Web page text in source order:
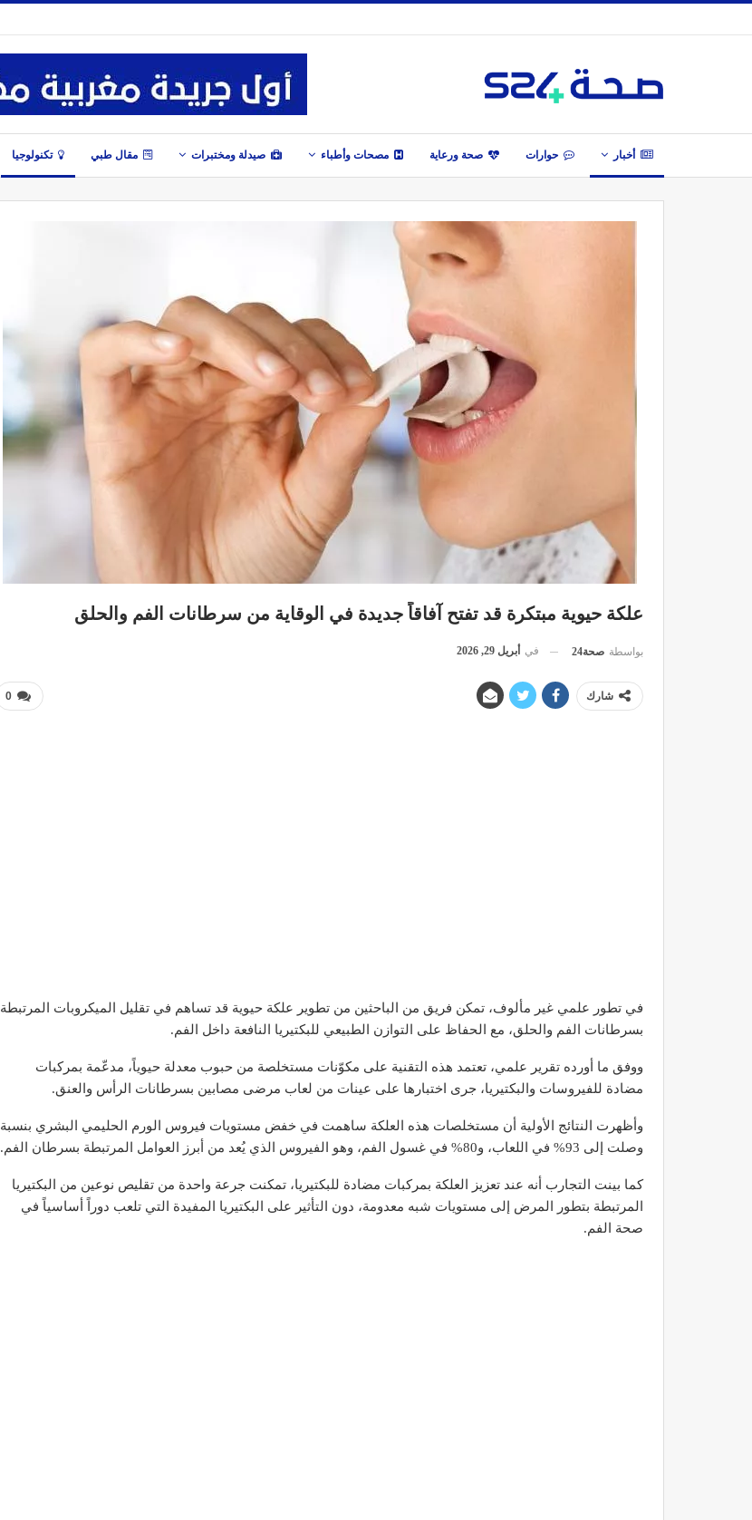
أخبار حوارات صحة ورعاية مصحات وأطباء صيدلة ومختبرات مقال طبي تكنولوجيا
علكة حيوية مبتكرة قد تفتح آفاقاً جديدة في الوقاية من سرطانات الفم والحلق
بواسطة صحة24 في أبريل 29, 2026
0 شارك
في تطور علمي غير مألوف، تمكن فريق من الباحثين من تطوير علكة حيوية قد تساهم في تقليل الميكروبات المرتبطة
بسرطانات الفم والحلق، مع الحفاظ على التوازن الطبيعي للبكتيريا النافعة داخل الفم.
ووفق ما أورده تقرير علمي، تعتمد هذه التقنية على مكوّنات مستخلصة من حبوب معدلة حيوياً، مدعّمة بمركبات
مضادة للفيروسات والبكتيريا، جرى اختبارها على عينات من لعاب مرضى مصابين بسرطانات الرأس والعنق.
وأظهرت النتائج الأولية أن مستخلصات هذه العلكة ساهمت في خفض مستويات فيروس الورم الحليمي البشري بنسبة
وصلت إلى 93% في اللعاب، و80% في غسول الفم، وهو الفيروس الذي يُعد من أبرز العوامل المرتبطة بسرطان الفم.
كما بينت التجارب أنه عند تعزيز العلكة بمركبات مضادة للبكتيريا، تمكنت جرعة واحدة من تقليص نوعين من البكتيريا
المرتبطة بتطور المرض إلى مستويات شبه معدومة، دون التأثير على البكتيريا المفيدة التي تلعب دوراً أساسياً في
صحة الفم.